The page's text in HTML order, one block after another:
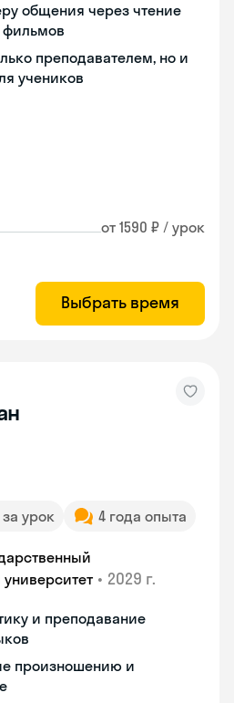
общения через чтение
фильмов
преподавателем, но и
учеников
от 1590 ₽ / урок
Выбрать время
за урок 4 года опыта
• 2029 г.
и преподавание
произношению и